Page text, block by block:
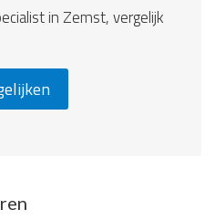
in Zemst, vergelijk